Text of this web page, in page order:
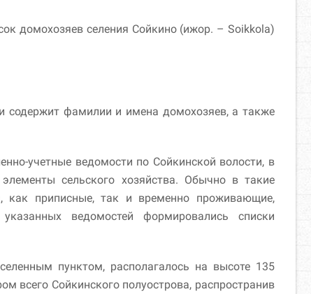
домохозяев селения Сойкино (ижор. – Soikkola)
содержит фамилии и имена домохозяев, а также
учетные ведомости по Сойкинской волости, в
сельского хозяйства. Обычно в такие
как приписные, так и временно проживающие,
ведомостей формировались списки
пунктом, располагалось на высоте 135
всего Сойкинского полуострова, распространив